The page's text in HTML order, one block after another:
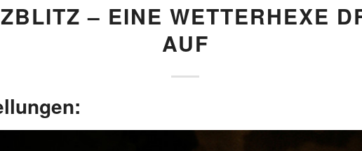
– EINE WETTERHEXE
AUF